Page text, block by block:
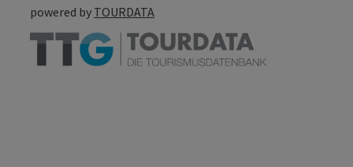
powered by TOURDATA